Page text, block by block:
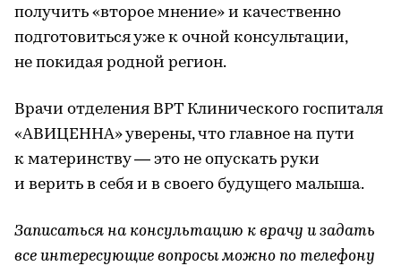
получить «второе мнение» и качественно
подготовиться уже к очной консультации,
не покидая родной регион.
Врачи отделения ВРТ Клинического госпиталя
«АВИЦЕННА» уверены, что главное на пути
к материнству — это не опускать руки
и верить в себя и в своего будущего малыша.
Записаться на консультацию к врачу и задать
все интересующие вопросы можно по телефону